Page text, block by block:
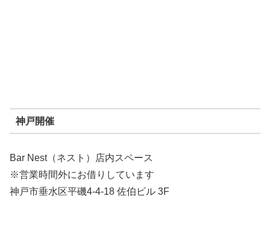
神戸開催
Bar Nest（ネスト）店内スペース
※営業時間外にお借りしています
神戸市垂水区平磯4-4-18 佐伯ビル 3F